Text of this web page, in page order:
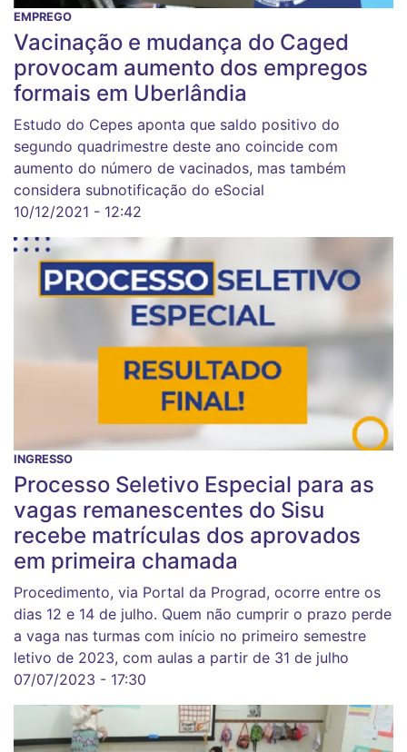
EMPREGO
Vacinação e mudança do Caged
provocam aumento dos empregos
formais em Uberlândia
Estudo do Cepes aponta que saldo positivo do
segundo quadrimestre deste ano coincide com
aumento do número de vacinados, mas também
considera subnotificação do eSocial
10/12/2021 - 12:42
INGRESSO
Processo Seletivo Especial para as
vagas remanescentes do Sisu
recebe matrículas dos aprovados
em primeira chamada
Procedimento, via Portal da Prograd, ocorre entre os
dias 12 e 14 de julho. Quem não cumprir o prazo perde
a vaga nas turmas com início no primeiro semestre
letivo de 2023, com aulas a partir de 31 de julho
07/07/2023 - 17:30